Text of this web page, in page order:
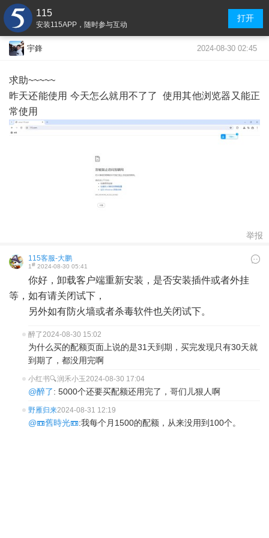
115
安装115APP，随时参与互动
打开
宇鋒 2024-08-30 02:45
求助~~~~~
昨天还能使用 今天怎么就用不了了 使用其他浏览器又能正
常使用
举报
115客服-大鹏
1# 2024-08-30 05:41
你好，卸载客户端重新安装，是否安装插件或者外挂
等，如有请关闭试下，
另外如有防火墙或者杀毒软件也关闭试下。
醉了2024-08-30 15:02
为什么买的配额页面上说的是31天到期，买完发现只有30天就
到期了，都没用完啊
小红书🔍润禾小玉2024-08-30 17:04
@醉了: 5000个还要买配额还用完了，哥们儿狠人啊
野雁归来2024-08-31 12:19
@📼舊時光📼:我每个月1500的配额，从来没用到100个。